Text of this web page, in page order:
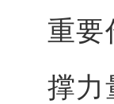
重要
撑力